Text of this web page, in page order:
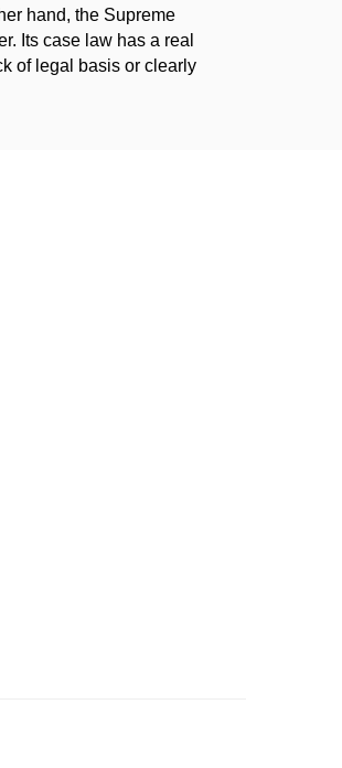
hand, the Supreme
Its case law has a real
of legal basis or clearly